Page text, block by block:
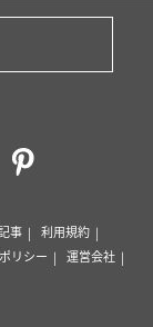
事
利用規約
リシー
運営会社